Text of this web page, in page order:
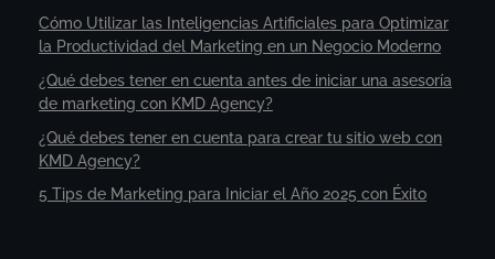
Cómo Utilizar las Inteligencias Artificiales para Optimizar
la Productividad del Marketing en un Negocio Moderno
¿Qué debes tener en cuenta antes de iniciar una asesoría
de marketing con KMD Agency?
¿Qué debes tener en cuenta para crear tu sitio web con
KMD Agency?
5 Tips de Marketing para Iniciar el Año 2025 con Éxito